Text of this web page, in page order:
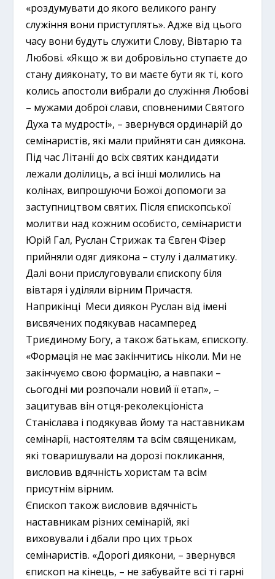
«роздумувати до якого великого рангу
служіння вони приступлять». Адже від цього
часу вони будуть служити Слову, Вівтарю та
Любові. «Якщо ж ви добровільно ступаєте до
стану дияконату, то ви маєте бути як ті, кого
колись апостоли вибрали до служіння Любові
– мужами доброї слави, сповненими Святого
Духа та мудрості», – звернувся ординарій до
семінаристів, які мали прийняти сан диякона.
Під час Літанії до всіх святих кандидати
лежали долілиць, а всі інші молились на
колінах, випрошуючи Божої допомоги за
заступництвом святих. Після єпископської
молитви над кожним особисто, семінаристи
Юрій Гал, Руслан Стрижак та Євген Фізер
прийняли одяг диякона – стулу і далматику.
Далі вони прислуговували єпископу біля
вівтаря і уділяли вірним Причастя.
Наприкінці Меси диякон Руслан від імені
висвячених подякував насамперед
Триєдиному Богу, а також батькам, єпископу.
«Формація не має закінчитись ніколи. Ми не
закінчуємо свою формацію, а навпаки –
сьогодні ми розпочали новий її етап», –
зацитував він отця-реколекціоніста
Станіслава і подякував йому та наставникам
семінарії, настоятелям та всім священикам,
які товаришували на дорозі покликання,
висловив вдячність хористам та всім
присутнім вірним.
Єпископ також висловив вдячність
наставникам різних семінарій, які
виховували і дбали про цих трьох
семінаристів. «Дорогі диякони, – звернувся
єпископ на кінець, – не забувайте всі ті гарні